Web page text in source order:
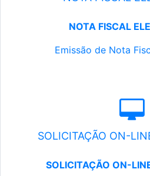
NOTA FISCAL
Emissão de Nota
SOLICITAÇÃO ON-
SOLICITAÇÃO ON-